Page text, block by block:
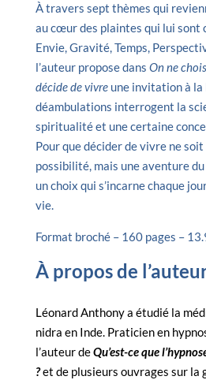
À travers sept thèmes qui
au cœur des plaintes qui lui sont
Envie, Gravité, Temps,
l’auteur propose dans On ne
décide de vivreune invitation à la
déambulations interrogent la
spiritualité et une certaine
Pour que décider de vivre ne
possibilité, mais une aventure
un choix qui s’incarne chaque
vie.
Format broché – 160 pages –
À propos de
Léonard Anthony a étudié la
nidra en Inde. Praticien en
l’auteur deQu’est-ce que
?et de plusieurs ouvrages sur la